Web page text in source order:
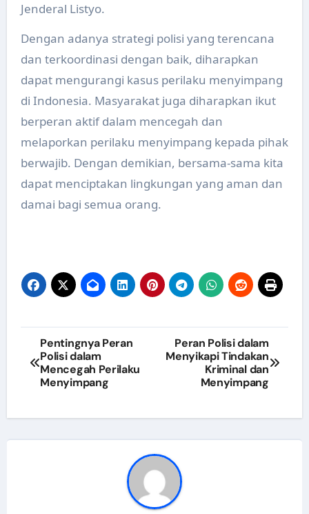
Jenderal Listyo.
Dengan adanya strategi polisi yang terencana
dan terkoordinasi dengan baik, diharapkan
dapat mengurangi kasus perilaku menyimpang
di Indonesia. Masyarakat juga diharapkan ikut
berperan aktif dalam mencegah dan
melaporkan perilaku menyimpang kepada pihak
berwajib. Dengan demikian, bersama-sama kita
dapat menciptakan lingkungan yang aman dan
damai bagi semua orang.
Post
navigation
Pentingnya Peran
Polisi dalam
Mencegah Perilaku
Menyimpang
Peran Polisi dalam
Menyikapi Tindakan
Kriminal dan
Menyimpang